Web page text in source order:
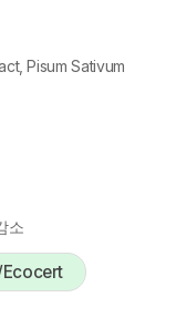
Pisum Sativum
소